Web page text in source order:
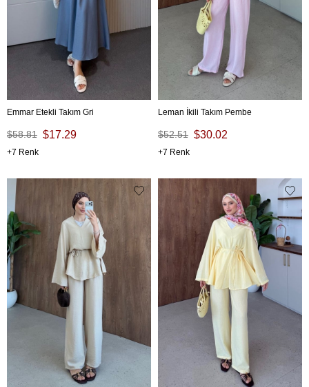
Emmar Etekli Takım Gri
$17.29
$58.81
7
Leman İkili Takım Pembe
$30.02
$52.51
7